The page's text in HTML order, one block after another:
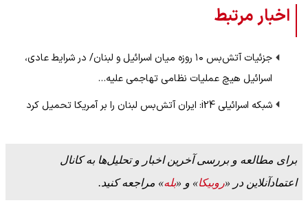
اخبار مرتبط
جزئیات آتش‌بس ۱۰ روزه میان اسرائیل و لبنان/ در شرایط عادی،
اسرائیل هیچ عملیات نظامی تهاجمی علیه…
شبکه اسرائیلی i24: ایران آتش‌بس لبنان را بر آمریکا تحمیل کرد
برای مطالعه و بررسی آخرین اخبار و تحلیل‌ها به کانال
اعتمادآنلاین در «روبیکا» و «بله» مراجعه کنید.